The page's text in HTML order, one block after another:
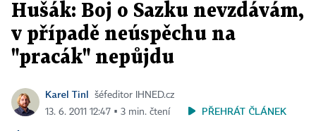
Hušák: Boj o Sazku nevzdávám,
v případě neúspěchu na
"pracák" nepůjdu
Karel Tinl
šéfeditor IHNED.cz
13. 6. 2011 12:47 ▪ 3 min. čtení
PŘEHRÁT ČLÁNEK